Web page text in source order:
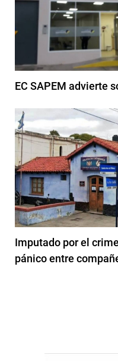
EC SAPEM advierte
Imputado por el
pánico entre